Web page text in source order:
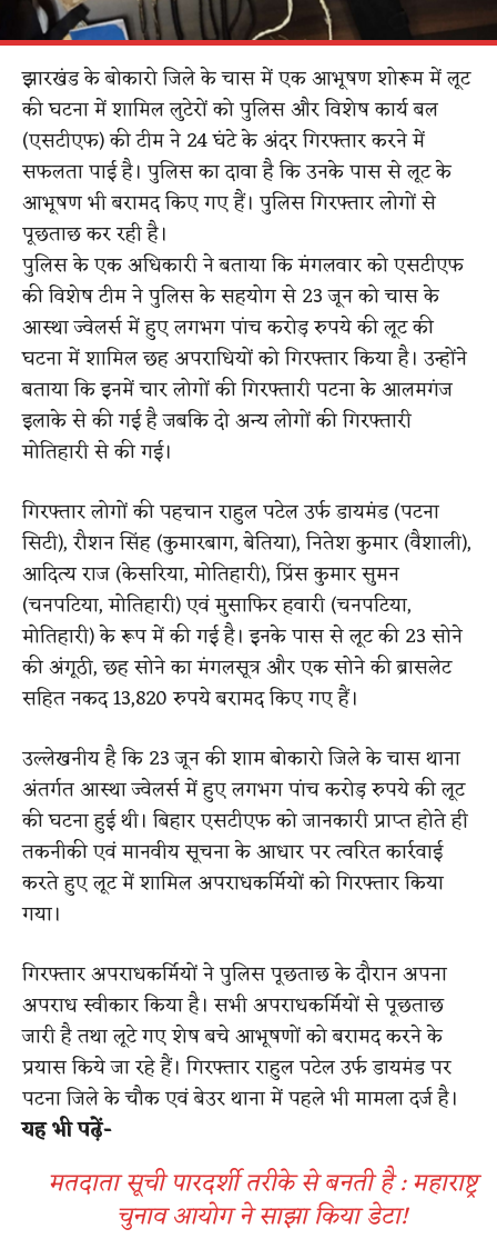
झारखंड के बोकारो जिले के चास में एक आभूषण शोरूम में लूट
की घटना में शामिल लुटेरों को पुलिस और विशेष कार्य बल
(एसटीएफ) की टीम ने 24 घंटे के अंदर गिरफ्तार करने में
सफलता पाई है। पुलिस का दावा है कि उनके पास से लूट के
आभूषण भी बरामद किए गए हैं। पुलिस गिरफ्तार लोगों से
पूछताछ कर रही है।
पुलिस के एक अधिकारी ने बताया कि मंगलवार को एसटीएफ
की विशेष टीम ने पुलिस के सहयोग से 23 जून को चास के
आस्था ज्वेलर्स में हुए लगभग पांच करोड़ रुपये की लूट की
घटना में शामिल छह अपराधियों को गिरफ्तार किया है। उन्होंने
बताया कि इनमें चार लोगों की गिरफ्तारी पटना के आलमगंज
इलाके से की गई है जबकि दो अन्य लोगों की गिरफ्तारी
मोतिहारी से की गई।
गिरफ्तार लोगों की पहचान राहुल पटेल उर्फ डायमंड (पटना
सिटी), रौशन सिंह (कुमारबाग, बेतिया), नितेश कुमार (वैशाली),
आदित्य राज (केसरिया, मोतिहारी), प्रिंस कुमार सुमन
(चनपटिया, मोतिहारी) एवं मुसाफिर हवारी (चनपटिया,
मोतिहारी) के रूप में की गई है। इनके पास से लूट की 23 सोने
की अंगूठी, छह सोने का मंगलसूत्र और एक सोने की ब्रासलेट
सहित नकद 13,820 रुपये बरामद किए गए हैं।
उल्लेखनीय है कि 23 जून की शाम बोकारो जिले के चास थाना
अंतर्गत आस्था ज्वेलर्स में हुए लगभग पांच करोड़ रुपये की लूट
की घटना हुई थी। बिहार एसटीएफ को जानकारी प्राप्त होते ही
तकनीकी एवं मानवीय सूचना के आधार पर त्वरित कार्रवाई
करते हुए लूट में शामिल अपराधकर्मियों को गिरफ्तार किया
गया।
गिरफ्तार अपराधकर्मियों ने पुलिस पूछताछ के दौरान अपना
अपराध स्वीकार किया है। सभी अपराधकर्मियों से पूछताछ
जारी है तथा लूटे गए शेष बचे आभूषणों को बरामद करने के
प्रयास किये जा रहे हैं। गिरफ्तार राहुल पटेल उर्फ डायमंड पर
पटना जिले के चौक एवं बेउर थाना में पहले भी मामला दर्ज है।
यह भी पढ़ें-
मतदाता सूची पारदर्शी तरीके से बनती है : महाराष्ट्र
चुनाव आयोग ने साझा किया डेटा!